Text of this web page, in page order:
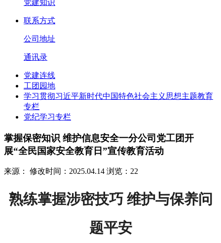
党建知识
联系方式
公司地址
通讯录
党建连线
工团园地
学习贯彻习近平新时代中国特色社会主义思想主题教育
专栏
党纪学习专栏
掌握保密知识 维护信息安全一分公司党工团开
展“全民国家安全教育日”宣传教育活动
来源： 修改时间：2025.04.14 浏览：22
熟练掌握涉密技巧 维护与保养问
题平安